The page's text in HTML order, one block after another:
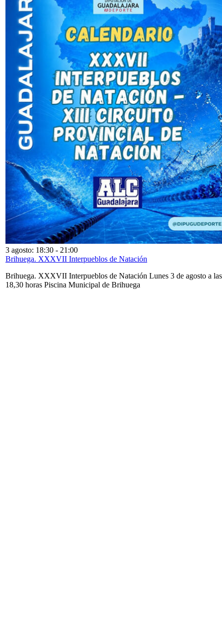
3 agosto: 18:30 - 21:00
Brihuega. XXXVII Interpueblos de Natación
Brihuega. XXXVII Interpueblos de Natación Lunes 3 de agosto a las
18,30 horas Piscina Municipal de Brihuega